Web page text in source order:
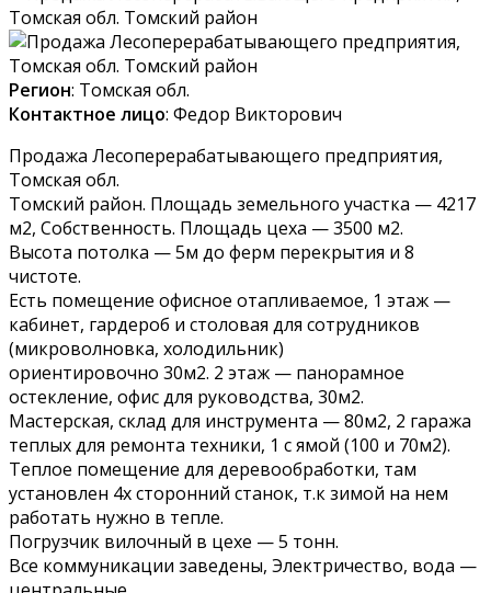
Регион: Томская обл.
Контактное лицо: Федор Викторович
Продажа Лесоперерабатывающего предприятия,
Томская обл.
Томский район. Площадь земельного участка — 4217
м2, Собственность. Площадь цеха — 3500 м2.
Высота потолка — 5м до ферм перекрытия и 8
чистоте.
Есть помещение офисное отапливаемое, 1 этаж —
кабинет, гардероб и столовая для сотрудников
(микроволновка, холодильник)
ориентировочно 30м2. 2 этаж — панорамное
остекление, офис для руководства, 30м2.
Мастерская, склад для инструмента — 80м2, 2 гаража
теплых для ремонта техники, 1 с ямой (100 и 70м2).
Теплое помещение для деревообработки, там
установлен 4х сторонний станок, т.к зимой на нем
работать нужно в тепле.
Погрузчик вилочный в цехе — 5 тонн.
Все коммуникации заведены, Электричество, вода —